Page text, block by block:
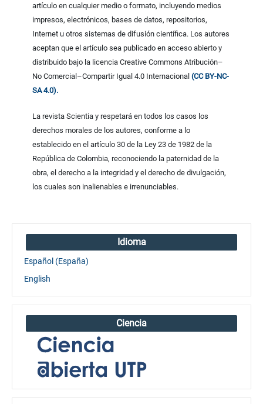
artículo en cualquier medio o formato, incluyendo medios
impresos, electrónicos, bases de datos, repositorios,
Internet u otros sistemas de difusión científica. Los autores
aceptan que el artículo sea publicado en acceso abierto y
distribuido bajo la licencia Creative Commons Atribución–
No Comercial–Compartir Igual 4.0 Internacional(CC BY-NC-
SA 4.0).
La revista Scientia y respetará en todos los casos los
derechos morales de los autores, conforme a lo
establecido en el artículo 30 de la Ley 23 de 1982 de la
República de Colombia, reconociendo la paternidad de la
obra, el derecho a la integridad y el derecho de divulgación,
los cuales son inalienables e irrenunciables.
Idioma
Español (España)
English
Ciencia